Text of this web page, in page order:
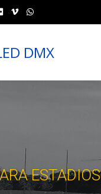
DMX
ESTADIOS